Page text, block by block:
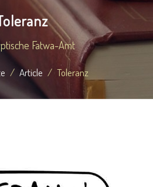
Fatwa-Amt
Article Toleranz